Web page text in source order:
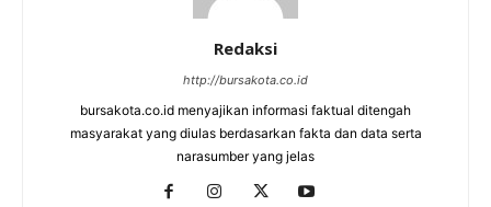
Redaksi
http://bursakota.co.id
bursakota.co.id menyajikan informasi faktual ditengah
masyarakat yang diulas berdasarkan fakta dan data serta
narasumber yang jelas